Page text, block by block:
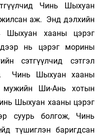
Чинь Шыхуан
аж. Энд дэлхийн
Шыхуан хааны цэрэг
нь цэрэг морины
сэтгүүлчид сэтгэл
Чинь Шыхуан хааны
Ши-Ань хотын
Шыхуан хааны цэрэг
суурь болгож, Чинь
түшиглэн баригдсан